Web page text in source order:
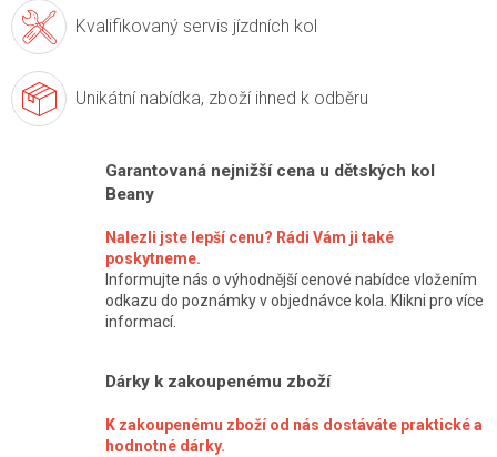
Kvalifikovaný servis jízdních kol
Unikátní nabídka, zboží ihned k odběru
Garantovaná nejnižší cena u dětských kol
Beany
Nalezli jste lepší cenu? Rádi Vám ji také
poskytneme.
Informujte nás o výhodnější cenové nabídce vložením
odkazu do poznámky v objednávce kola. Klikni pro více
informací.
Dárky k zakoupenému zboží
K zakoupenému zboží od nás dostáváte praktické a
hodnotné dárky.